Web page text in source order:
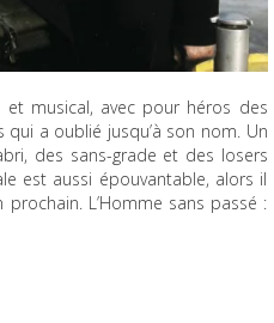
musical, avec pour héros des
a oublié jusqu’à son nom. Un
des sans-grade et des losers
est aussi épouvantable, alors il
L’Homme sans passé :